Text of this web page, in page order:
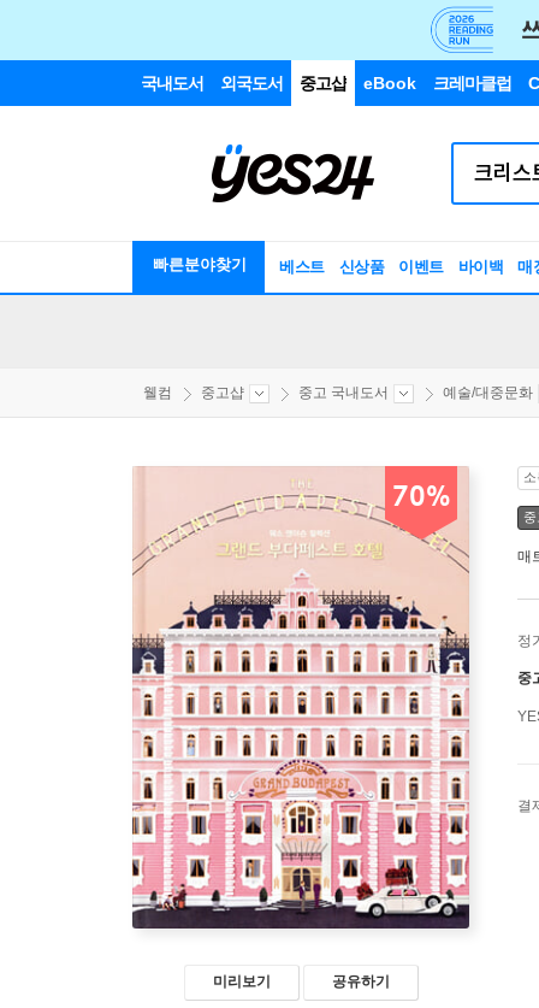
국내도서 외국도서 중고샵 eBook 크레마클럽
빠른분야찾기 베스트 신상품 이벤트 바이백 매
웰컴 중고샵 중고 국내도서 예술/대중문화
70%
미리보기 공유하기
매
정
중
결